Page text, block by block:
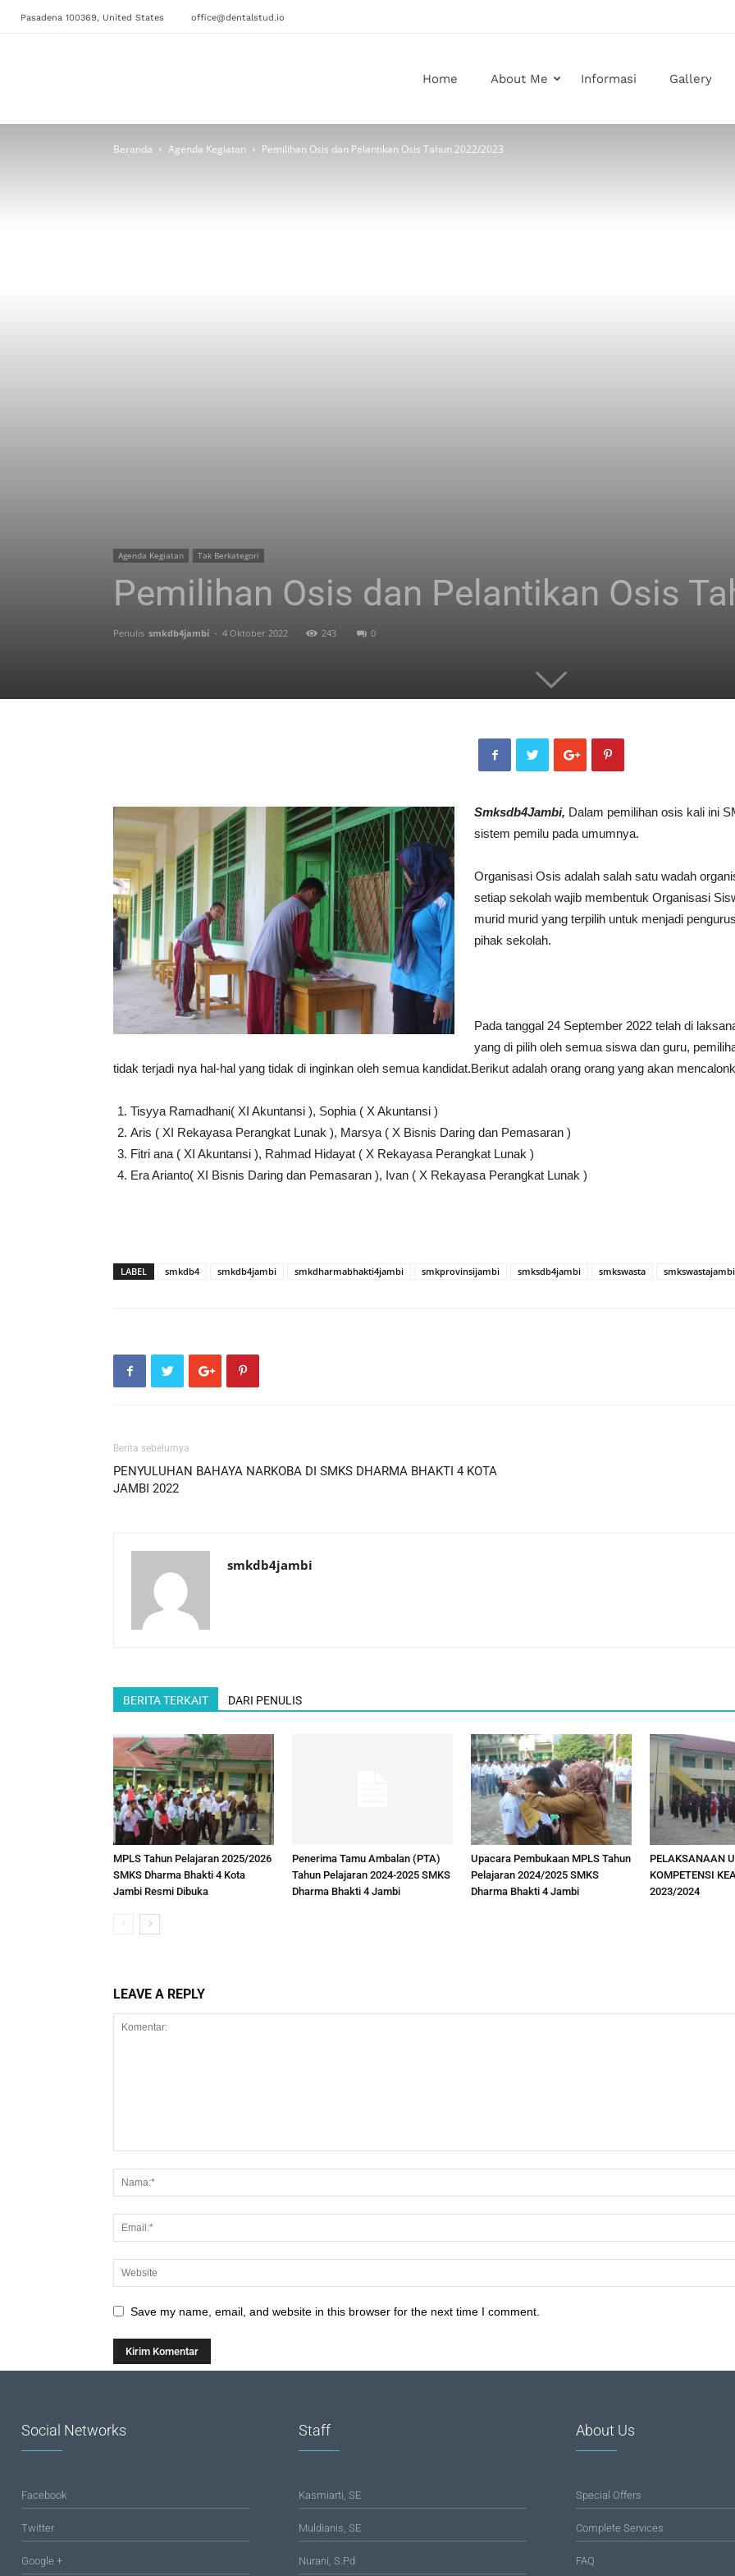
Pasadena 100369, United States office@dentalstud.io
Home About Me Informasi Gallery
Beranda Agenda Kegiatan Pemilihan Osis dan Pelantikan Osis Tahun 2022/2023
Agenda Kegiatan Tak Berkategori
Pemilihan Osis dan Pelantikan Osis
Penulis smkdb4jambi - 4 Oktober 2022 243 0
Smksdb4Jambi, Dalam pemilihan osis kali ini
sistem pemilu pada umumnya.
Organisasi Osis adalah salah satu wadah
setiap sekolah wajib membentuk Organisasi
murid murid yang terpilih untuk menjadi
pihak sekolah.
Pada tanggal 24 September 2022 telah di
yang di pilih oleh semua siswa dan guru,
tidak terjadi nya hal-hal yang tidak di inginkan oleh semua kandidat.Berikut adalah orang orang yang akan
Tisyya Ramadhani( XI Akuntansi ), Sophia ( X Akuntansi )
Aris ( XI Rekayasa Perangkat Lunak ), Marsya ( X Bisnis Daring dan Pemasaran )
Fitri ana ( XI Akuntansi ), Rahmad Hidayat ( X Rekayasa Perangkat Lunak )
Era Arianto( XI Bisnis Daring dan Pemasaran ), Ivan ( X Rekayasa Perangkat Lunak )
LABEL smkdb4 smkdb4jambi smkdharmabhakti4jambi smkprovinsijambi smksdb4jambi smkswasta smkswastajambi
Berita sebelumya
PENYULUHAN BAHAYA NARKOBA DI SMKS DHARMA BHAKTI 4 KOTA
JAMBI 2022
smkdb4jambi
BERITA TERKAIT DARI PENULIS
MPLS Tahun Pelajaran 2025/2026
SMKS Dharma Bhakti 4 Kota
Jambi Resmi Dibuka
Penerima Tamu Ambalan (PTA)
Tahun Pelajaran 2024-2025 SMKS
Dharma Bhakti 4 Jambi
Upacara Pembukaan MPLS Tahun
Pelajaran 2024/2025 SMKS
Dharma Bhakti 4 Jambi
PELAKSANAAN
KOMPETENSI
2023/2024
LEAVE A REPLY
Save my name, email, and website in this browser for the next time I comment.
Social Networks
Facebook
Twitter
Google +
Staff
Kasmiarti, SE
Muldianis, SE
Nurani, S.Pd
About Us
Special Offers
Complete Services
FAQ